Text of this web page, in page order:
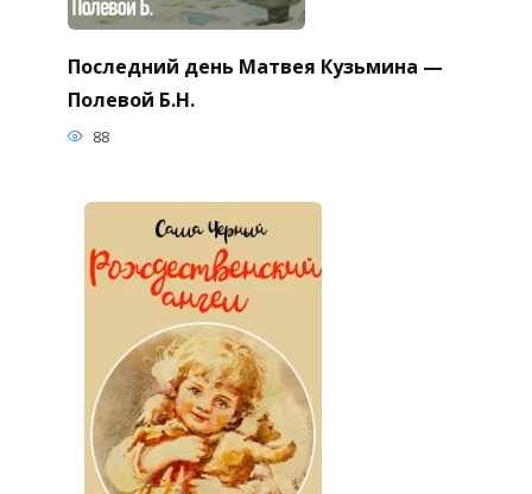
Последний день Матвея Кузьмина —
Полевой Б.Н.
88